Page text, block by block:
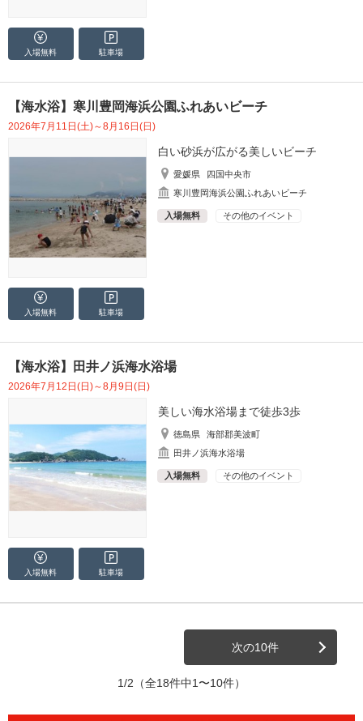
入場無料 駐車場
【海水浴】寒川豊岡海浜公園ふれあいビーチ
2026年7月11日(土)～8月16日(日)
白い砂浜が広がる美しいビーチ
愛媛県
四国中央市
寒川豊岡海浜公園ふれあいビーチ
入場無料 その他のイベント
入場無料 駐車場
【海水浴】田井ノ浜海水浴場
2026年7月12日(日)～8月9日(日)
美しい海水浴場まで徒歩3歩
徳島県
海部郡美波町
田井ノ浜海水浴場
入場無料 その他のイベント
入場無料 駐車場
次の10件
1/2 （全18件中1〜10件）